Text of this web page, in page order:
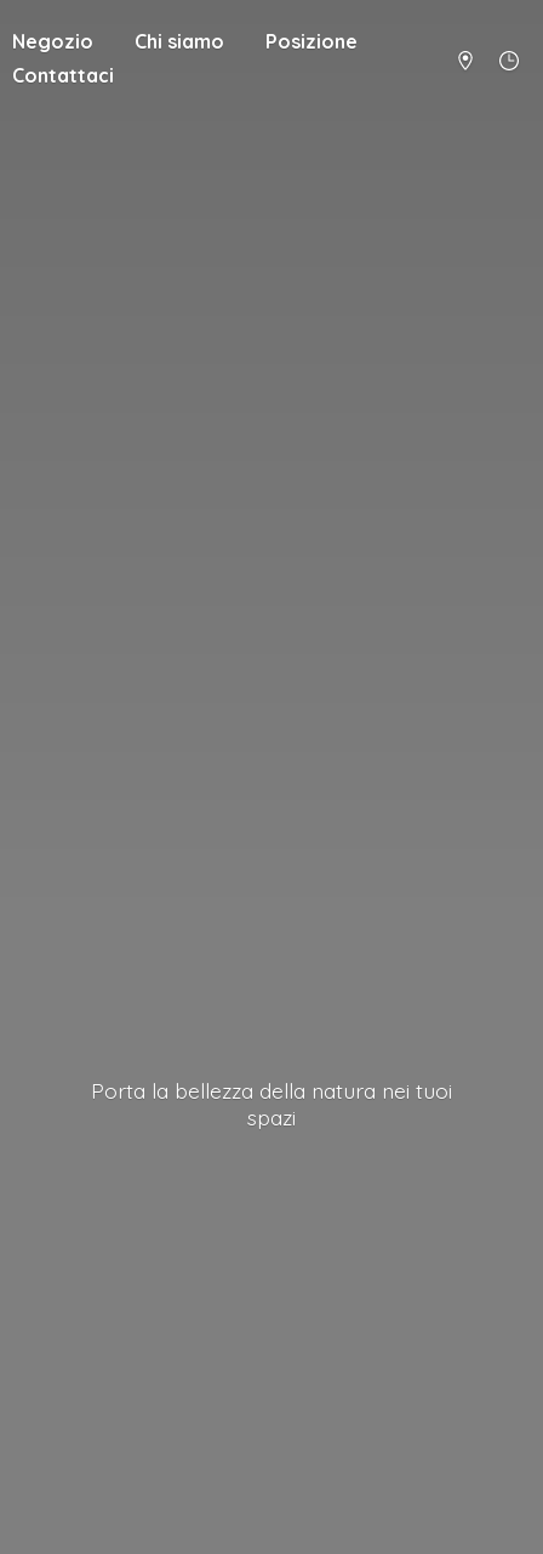
Negozio Chi siamo
Posizione
Contattaci
Porta la bellezza della natura nei tuoi
spazi